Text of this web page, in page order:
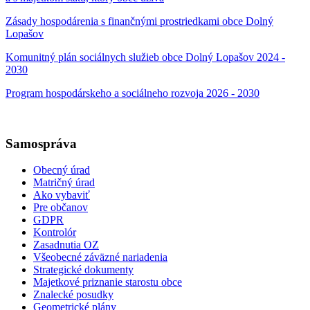
Zásady hospodárenia s finančnými prostriedkami obce Dolný
Lopašov
Komunitný plán sociálnych služieb obce Dolný Lopašov 2024 -
2030
Program hospodárskeho a sociálneho rozvoja 2026 - 2030
Samospráva
Obecný úrad
Matričný úrad
Ako vybaviť
Pre občanov
GDPR
Kontrolór
Zasadnutia OZ
Všeobecné záväzné nariadenia
Strategické dokumenty
Majetkové priznanie starostu obce
Znalecké posudky
Geometrické plány